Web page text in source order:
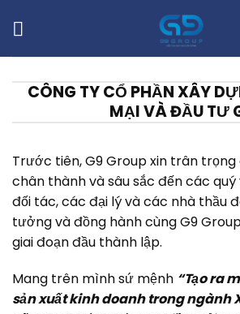
CÔNG TY CỔ PHẦN XÂY
MẠI VÀ ĐẦU TƯ
Trước tiên, G9 Group xin trân
chân thành và sâu sắc đến các
đối tác, các đại lý và các nhà thầu
tưởng và đồng hành cùng G9
giai đoạn đầu thành lập.
Mang trên mình sứ mệnh “Tạo ra
sản xuất kinh doanh trong ngành